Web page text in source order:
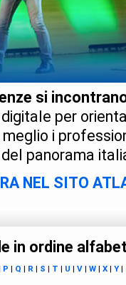
si
digitale per
i
panorama
NEL SITO
in ordine
P | Q | R | S | T | U | V | W | X | Y|